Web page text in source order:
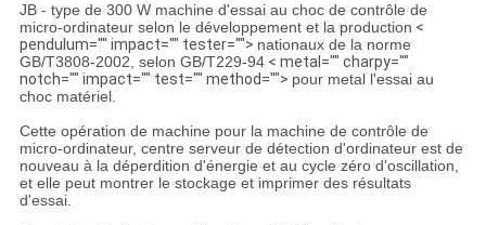
JB - type de 300 W machine d'essai au choc de contrôle de
micro-ordinateur selon le développement et la production <
pendulum="" impact="" tester=""> nationaux de la norme
GB/T3808-2002, selon GB/T229-94< metal="" charpy=""
notch="" impact="" test="" method=""> pour metal l'essai au
choc matériel.
Cette opération de machine pour la machine de contrôle de
micro-ordinateur, centre serveur de détection d'ordinateur est de
nouveau à la déperdition d'énergie et au cycle zéro d'oscillation,
et elle peut montrer le stockage et imprimer des résultats
d'essai.